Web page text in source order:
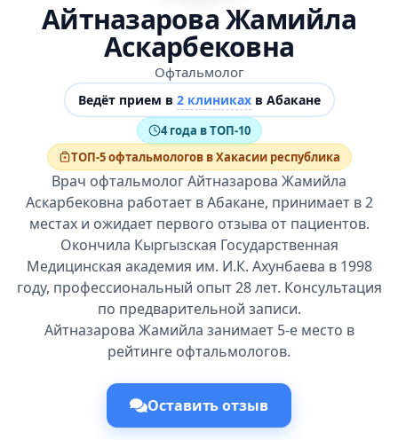
Айтназарова Жамийла
Аскарбековна
Офтальмолог
Ведёт прием в 2 клиникахв Абакане
4 года в ТОП-10
ТОП-5 офтальмологов в Хакасии республика
Врач офтальмолог Айтназарова Жамийла
Аскарбековна работает в Абакане, принимает в 2
местах и ожидает первого отзыва от пациентов.
Окончила Кыргызская Государственная
Медицинская академия им. И.К. Ахунбаева в 1998
году, профессиональный опыт 28 лет. Консультация
по предварительной записи.
Айтназарова Жамийла занимает 5-е место в
рейтинге офтальмологов.
Оставить отзыв